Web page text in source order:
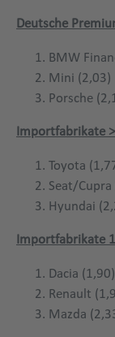
Deutsche
BMW
Mini (2,03)
Porsche
Importfabrikate
Toyota
Seat/Cupra
Hyundai
Importfabrikate
Dacia (1,90)
Renault
Mazda